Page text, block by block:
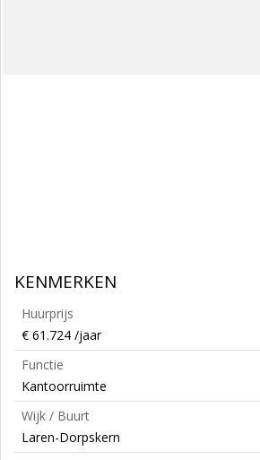
KENMERKEN
Huurprijs
€ 61.724 /jaar
Functie
Kantoorruimte
Wijk / Buurt
Laren-Dorpskern